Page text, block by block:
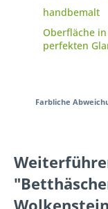
handbemalt
Oberfläche
perfekten
Farbliche